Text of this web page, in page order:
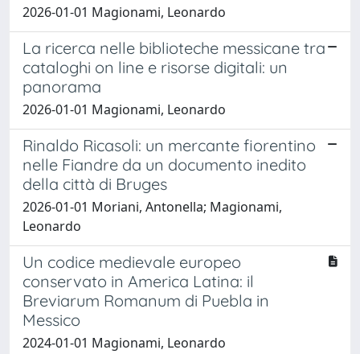
2026-01-01 Magionami, Leonardo
La ricerca nelle biblioteche messicane tra
cataloghi on line e risorse digitali: un
panorama
2026-01-01 Magionami, Leonardo
Rinaldo Ricasoli: un mercante fiorentino
nelle Fiandre da un documento inedito
della città di Bruges
2026-01-01 Moriani, Antonella; Magionami,
Leonardo
Un codice medievale europeo
conservato in America Latina: il
Breviarum Romanum di Puebla in
Messico
2024-01-01 Magionami, Leonardo